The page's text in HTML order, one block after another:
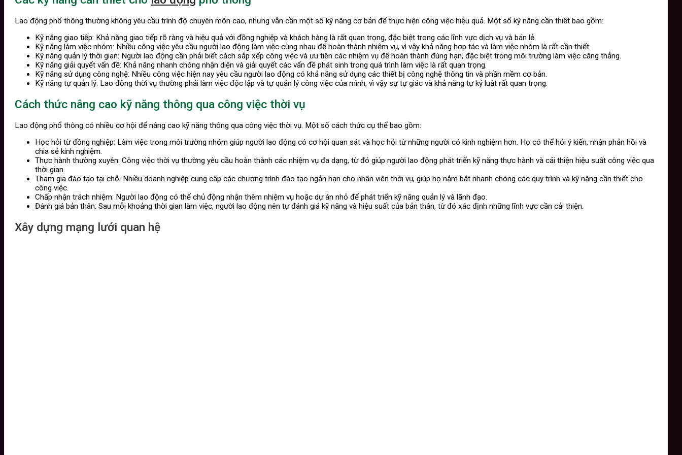
Lao động phổ thông thường không yêu cầu trình độ chuyên môn cao, nhưng vẫn cần một số kỹ năng cơ bản để thực hiện công việc hiệu quả. Một số kỹ năng cần thiết bao gồm:
Kỹ năng giao tiếp: Khả năng giao tiếp rõ ràng và hiệu quả với đồng nghiệp và khách hàng là rất quan trọng, đặc biệt trong các lĩnh vực dịch vụ và bán lẻ.
Kỹ năng làm việc nhóm: Nhiều công việc yêu cầu người lao động làm việc cùng nhau để hoàn thành nhiệm vụ, vì vậy khả năng hợp tác và làm việc nhóm là rất cần thiết.
Kỹ năng quản lý thời gian: Người lao động cần phải biết cách sắp xếp công việc và ưu tiên các nhiệm vụ để hoàn thành đúng hạn, đặc biệt trong môi trường làm việc căng thẳng.
Kỹ năng giải quyết vấn đề: Khả năng nhanh chóng nhận diện và giải quyết các vấn đề phát sinh trong quá trình làm việc là rất quan trọng.
Kỹ năng sử dụng công nghệ: Nhiều công việc hiện nay yêu cầu người lao động có khả năng sử dụng các thiết bị công nghệ thông tin và phần mềm cơ bản.
Kỹ năng tự quản lý: Lao động thời vụ thường phải làm việc độc lập và tự quản lý công việc của mình, vì vậy sự tự giác và khả năng tự kỷ luật rất quan trọng.
Cách thức nâng cao kỹ năng thông qua công việc thời vụ
Lao động phổ thông có nhiều cơ hội để nâng cao kỹ năng thông qua công việc thời vụ. Một số cách thức cụ thể bao gồm:
Học hỏi từ đồng nghiệp: Làm việc trong môi trường nhóm giúp người lao động có cơ hội quan sát và học hỏi từ những người có kinh nghiệm hơn. Họ có thể hỏi ý kiến, nhận phản hồi và
chia sẻ kinh nghiệm.
Thực hành thường xuyên: Công việc thời vụ thường yêu cầu hoàn thành các nhiệm vụ đa dạng, từ đó giúp người lao động phát triển kỹ năng thực hành và cải thiện hiệu suất công việc qua
thời gian.
Tham gia đào tạo tại chỗ: Nhiều doanh nghiệp cung cấp các chương trình đào tạo ngắn hạn cho nhân viên thời vụ, giúp họ nắm bắt nhanh chóng các quy trình và kỹ năng cần thiết cho
công việc.
Chấp nhận trách nhiệm: Người lao động có thể chủ động nhận thêm nhiệm vụ hoặc dự án nhỏ để phát triển kỹ năng quản lý và lãnh đạo.
Đánh giá bản thân: Sau mỗi khoảng thời gian làm việc, người lao động nên tự đánh giá kỹ năng và hiệu suất của bản thân, từ đó xác định những lĩnh vực cần cải thiện.
Xây dựng mạng lưới quan hệ